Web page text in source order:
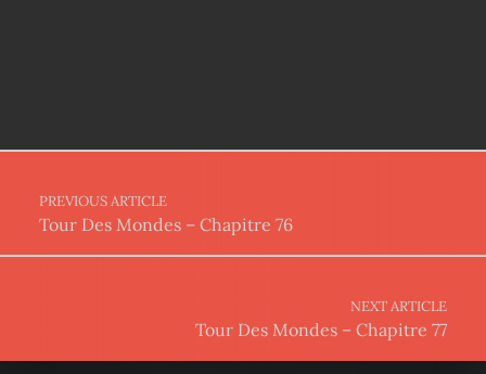
Post navigation
PREVIOUS ARTICLE
Tour Des Mondes – Chapitre 76
NEXT ARTICLE
Tour Des Mondes – Chapitre 77